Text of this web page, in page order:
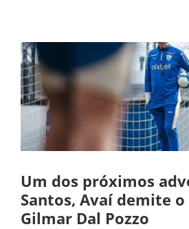
Um dos próximos
Santos, Avaí demite
Gilmar Dal Pozzo